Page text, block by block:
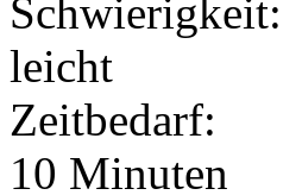
Schwierigkeit:
leicht
Zeitbedarf:
10 Minuten